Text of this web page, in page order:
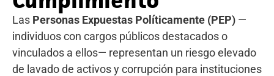
Las Personas Expuestas Políticamente (PEP) —
individuos con cargos públicos destacados o
vinculados a ellos— representan un riesgo elevado
de lavado de activos y corrupción para instituciones